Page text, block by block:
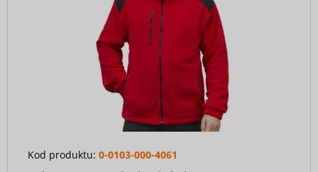
Kod produktu: 0-0103-000-4061